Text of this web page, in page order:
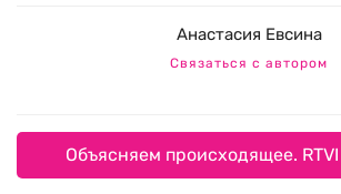
Анастасия Евсина
Связаться с автором
Объясняем происходящее.